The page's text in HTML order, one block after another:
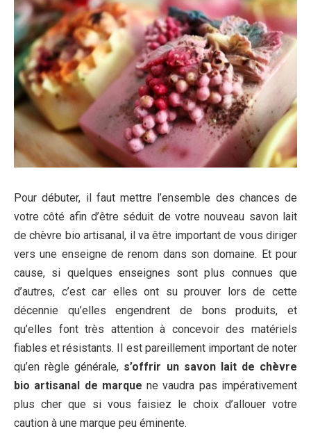
Pour débuter, il faut mettre l’ensemble des chances de
votre côté afin d’être séduit de votre nouveau savon lait
de chèvre bio artisanal, il va être important de vous diriger
vers une enseigne de renom dans son domaine. Et pour
cause, si quelques enseignes sont plus connues que
d’autres, c’est car elles ont su prouver lors de cette
décennie qu’elles engendrent de bons produits, et
qu’elles font très attention à concevoir des matériels
fiables et résistants. Il est pareillement important de noter
qu’en règle générale, s’offrir un savon lait de chèvre
bio artisanal de marque ne vaudra pas impérativement
plus cher que si vous faisiez le choix d’allouer votre
caution à une marque peu éminente.